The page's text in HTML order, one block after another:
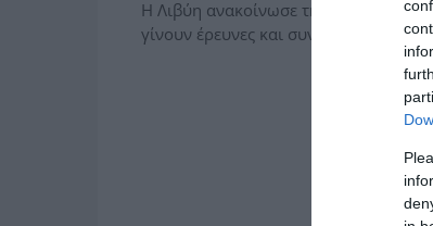
Η Λιβύη ανακοίνωσε τη συνεργασία
γίνουν έρευνες και συντήρηση